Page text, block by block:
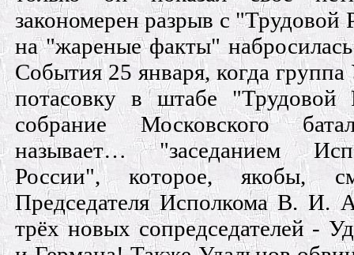
закономерен разрыв с "Трудовой
на "жареные факты" набросилась
События 25 января, когда группа
потасовку в штабе "Трудовой
собрание Московского
называет… "заседанием
России", которое, якобы,
Председателя Исполкома В. И.
трёх новых сопредседателей -